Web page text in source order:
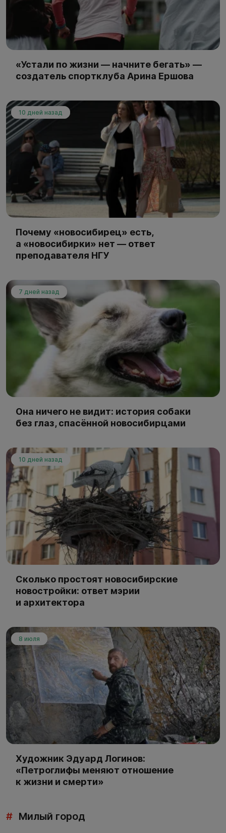
«Устали по жизни — начните бегать» —
создатель спортклуба Арина Ершова
10 дней назад
Почему «новосибирец» есть,
а «новосибирки» нет — ответ
преподавателя НГУ
7 дней назад
Она ничего не видит: история собаки
без глаз, спасённой новосибирцами
10 дней назад
Сколько простоят новосибирские
новостройки: ответ мэрии
и архитектора
8 июля
Художник Эдуард Логинов:
«Петроглифы меняют отношение
к жизни и смерти»
# Милый город